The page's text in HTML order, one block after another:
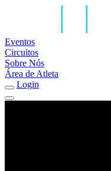
Eventos
Circuitos
Sobre Nós
Área de Atleta
Login